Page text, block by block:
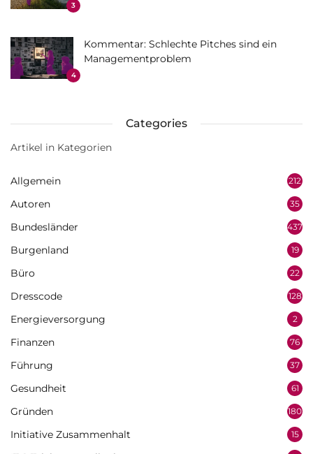
3
4
Kommentar: Schlechte Pitches sind ein
Managementproblem
Categories
Artikel in Kategorien
Allgemein 212
Autoren 35
Bundesländer 437
Burgenland 19
Büro 22
Dresscode 128
Energieversorgung 2
Finanzen 76
Führung 37
Gesundheit 61
Gründen 180
Initiative Zusammenhalt 15